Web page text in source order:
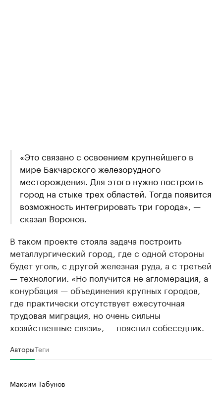
«Это связано с освоением крупнейшего в
мире Бакчарского железорудного
месторождения. Для этого нужно построить
город на стыке трех областей. Тогда появится
возможность интегрировать три города», —
сказал Воронов.
В таком проекте стояла задача построить
металлургический город, где с одной стороны
будет уголь, с другой железная руда, а с третьей
— технологии. «Но получится не агломерация, а
конурбация — объединения крупных городов,
где практически отсутствует ежесуточная
трудовая миграция, но очень сильны
хозяйственные связи», — пояснил собеседник.
АвторыТеги
Максим Табунов